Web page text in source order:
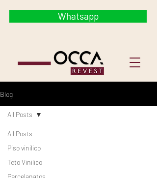
Whatsapp
Blog
All Posts
Piso vinilico
Teto Vinilico
Percelanatos
All Posts